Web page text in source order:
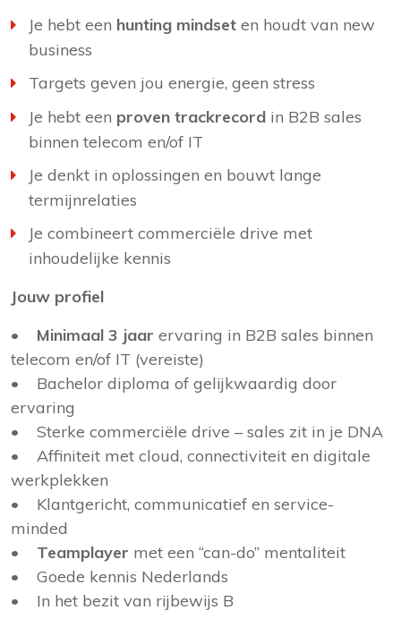
Je hebt een hunting mindset en houdt van new
business
Targets geven jou energie, geen stress
Je hebt een proven trackrecord in B2B sales
binnen telecom en/of IT
Je denkt in oplossingen en bouwt lange
termijnrelaties
Je combineert commerciële drive met
inhoudelijke kennis
Jouw profiel
• Minimaal 3 jaar ervaring in B2B sales binnen
telecom en/of IT (vereiste)
• Bachelor diploma of gelijkwaardig door
ervaring
• Sterke commerciële drive – sales zit in je DNA
• Affiniteit met cloud, connectiviteit en digitale
werkplekken
• Klantgericht, communicatief en service-
minded
• Teamplayer met een “can-do” mentaliteit
• Goede kennis Nederlands
• In het bezit van rijbewijs B